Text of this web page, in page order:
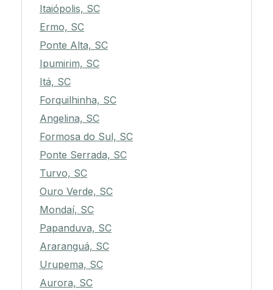
Itaiópolis, SC
Ermo, SC
Ponte Alta, SC
Ipumirim, SC
Itá, SC
Forquilhinha, SC
Angelina, SC
Formosa do Sul, SC
Ponte Serrada, SC
Turvo, SC
Ouro Verde, SC
Mondaí, SC
Papanduva, SC
Araranguá, SC
Urupema, SC
Aurora, SC